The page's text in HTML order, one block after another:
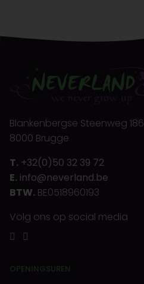
Blankenbergse Steenweg 186
8000 Brugge
T. +32(0)50 32 39 72
E. info@neverland.be
BTW. BE0518960193
Volg ons op social media
OPENINGSUREN